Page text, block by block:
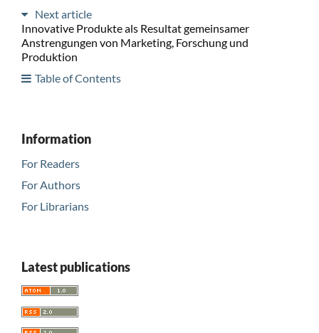
Next article
Innovative Produkte als Resultat gemeinsamer
Anstrengungen von Marketing, Forschung und
Produktion
Table of Contents
Information
For Readers
For Authors
For Librarians
Latest publications